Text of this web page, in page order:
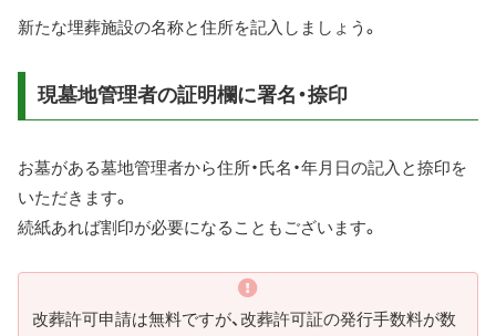
新たな埋葬施設の名称と住所を記入しましょう。
現墓地管理者の証明欄に署名・捺印
お墓がある墓地管理者から住所・氏名・年月日の記入と捺印を
いただきます。
続紙あれば割印が必要になることもございます。
改葬許可申請は無料ですが、改葬許可証の発行手数料が数